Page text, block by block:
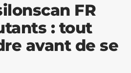
FR
: tout
avant de se